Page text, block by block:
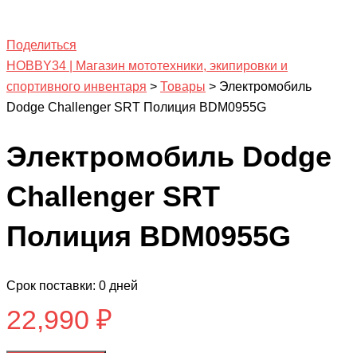
Поделиться
HOBBY34 | Магазин мототехники, экипировки и
спортивного инвентаря > Товары > Электромобиль
Dodge Challenger SRT Полиция BDM0955G
Электромобиль Dodge
Challenger SRT
Полиция BDM0955G
Срок поставки: 0 дней
22,990 ₽